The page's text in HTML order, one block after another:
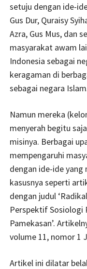
setuju dengan ide-
Gus Dur, Quraisy
Azra, Gus Mus, dan
masyarakat awam
Indonesia sebagai
keragaman di
sebagai negara
Namun mereka
menyerah begitu
misinya. Berbagai
mempengaruhi
dengan ide-ide yang
kasusnya seperti
dengan judul
Perspektif Sosiologi
Pamekasan’.
volume 11, nomor 1
Artikel ini dilatar